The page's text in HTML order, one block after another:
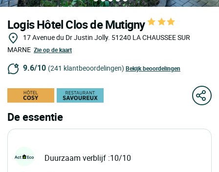
Logis Hôtel Clos de Mutigny
17 Avenue du Dr Justin Jolly. 51240 LA CHAUSSEE SUR
MARNE Zie op de kaart
9.6/10 (241 klantbeoordelingen) Bekijk beoordelingen
De essentie
Duurzaam verblijf :10/10